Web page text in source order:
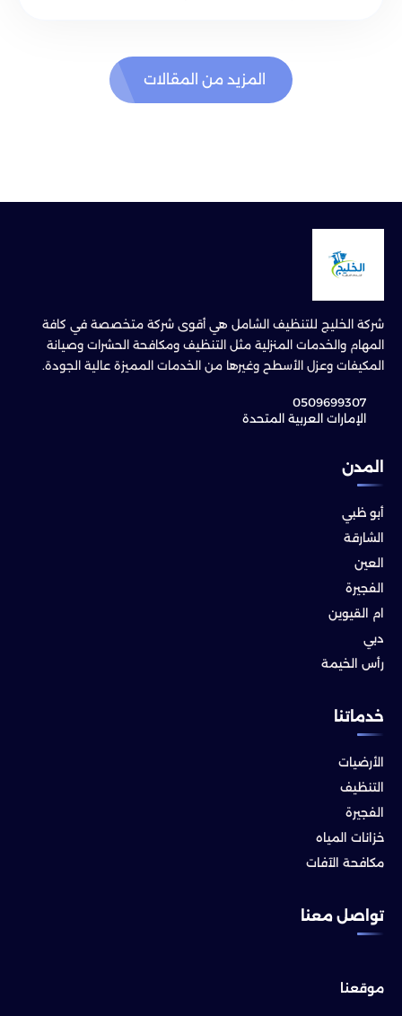
المزيد من المقالات
شركة الخليج للتنظيف الشامل هي أقوى شركة متخصصة في كافة
المهام والخدمات المنزلية مثل التنظيف ومكافحة الحشرات وصيانة
المكيفات وعزل الأسطح وغيرها من الخدمات المميزة عالية الجودة.
0509699307
الإمارات العربية المتحدة
المدن
أبو ظبي
الشارقة
العين
الفجيرة
ام القيوين
دبي
رأس الخيمة
خدماتنا
الأرضيات
التنظيف
الفجيرة
خزانات المياه
مكافحة الآفات
تواصل معنا
موقعنا